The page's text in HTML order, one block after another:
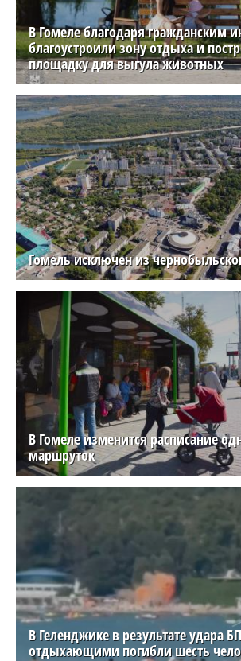
В Гомеле благодаря гражданским
благоустроили зону отдыха и
площадку для выгула животных
Гомель исключен из
В Гомеле изменится расписание
маршруток
В Геленджике в результате удара
отдыхающими погибли шесть